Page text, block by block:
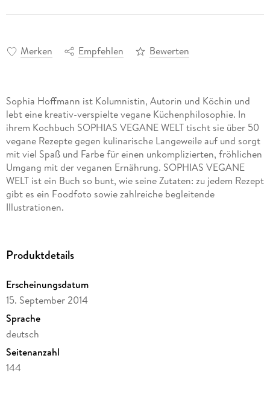
Merken Empfehlen Bewerten
Sophia Hoffmann ist Kolumnistin, Autorin und Köchin und
lebt eine kreativ-verspielte vegane Küchenphilosophie. In
ihrem Kochbuch SOPHIAS VEGANE WELT tischt sie über 50
vegane Rezepte gegen kulinarische Langeweile auf und sorgt
mit viel Spaß und Farbe für einen unkomplizierten, fröhlichen
Umgang mit der veganen Ernährung. SOPHIAS VEGANE
WELT ist ein Buch so bunt, wie seine Zutaten: zu jedem Rezept
gibt es ein Foodfoto sowie zahlreiche begleitende
Illustrationen.
Produktdetails
Erscheinungsdatum
15. September 2014
Sprache
deutsch
Seitenanzahl
144